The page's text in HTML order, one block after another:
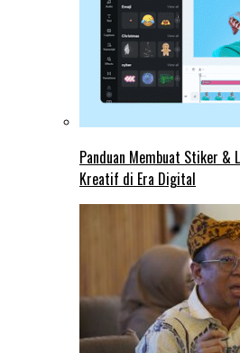
Panduan Membuat Stiker &
Kreatif di Era Digital